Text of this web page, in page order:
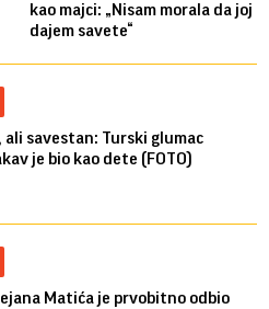
kao majci: „Nisam morala da joj
dajem savete“
ali savestan: Turski glumac
je bio kao dete (FOTO)
Matića je prvobitno odbio